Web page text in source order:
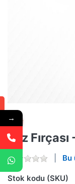
Toz
Bu
Stok kodu (SKU)
→